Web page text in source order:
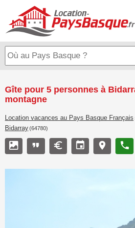
Gîte pour 5 personnes à
montagne
Location vacances au Pays Basque Français
Bidarray(64780)